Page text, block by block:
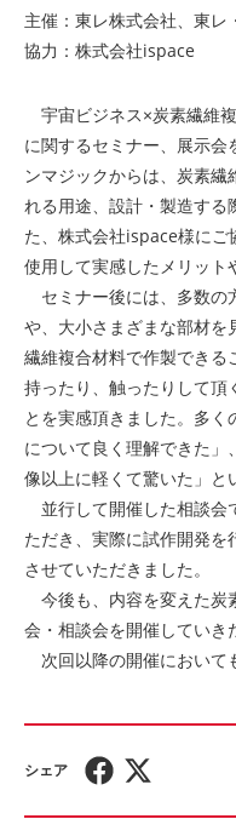
主催：東レ株式会社、東
協力：株式会社ispace
宇宙ビジネス×炭素繊維
に関するセミナー、展示
ンマジックからは、炭素繊
れる用途、設計・製造する
た、株式会社ispace様にご
使用して実感したメリット
セミナー後には、多数の
や、大小さまざまな部材を
繊維複合材料で作製できる
持ったり、触ったりして頂
とを実感頂きました。多
について良く理解できた
像以上に軽くて驚いた」と
並行して開催した相談会
ただき、実際に試作開発
させていただきました。
今後も、内容を変えた炭
会・相談会を開催していき
次回以降の開催において